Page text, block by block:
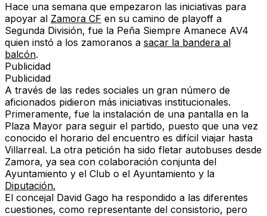
Hace una semana que empezaron las iniciativas para
apoyar al Zamora CF en su camino de playoff a
Segunda División, fue la Peña Siempre Amanece AV4
quien instó a los zamoranos a sacar la bandera al
balcón.
Publicidad
Publicidad
A través de las redes sociales un gran número de
aficionados pidieron más iniciativas institucionales.
Primeramente, fue la instalación de una pantalla en la
Plaza Mayor para seguir el partido, puesto que una vez
conocido el horario del encuentro es difícil viajar hasta
Villarreal. La otra petición ha sido fletar autobuses desde
Zamora, ya sea con colaboración conjunta del
Ayuntamiento y el Club o el Ayuntamiento y la
Diputación.
El concejal David Gago ha respondido a las diferentes
cuestiones, como representante del consistorio, pero